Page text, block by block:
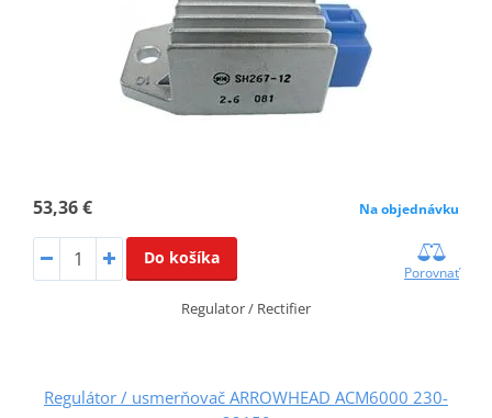
53,36 € Na objednávku
Do košíka
Porovnať
Regulator / Rectifier
Regulátor / usmerňovač ARROWHEAD ACM6000 230-